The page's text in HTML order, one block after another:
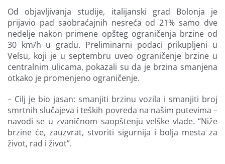
Od objavljivanja studije, italijanski grad Bolonja je
prijavio pad saobraćajnih nesreća od 21% samo dve
nedelje nakon primene opšteg ograničenja brzine od
30 km/h u gradu. Preliminarni podaci prikupljeni u
Velsu, koji je u septembru uveo ograničenje brzine u
centralnim ulicama, pokazali su da je brzina smanjena
otkako je promenjeno ograničenje.
– Cilj je bio jasan: smanjiti brzinu vozila i smanjiti broj
smrtnih slučajeva i teških povreda na našim putevima –
navodi se u zvaničnom saopštenju velške vlade. “Niže
brzine će, zauzvrat, stvoriti sigurnija i bolja mesta za
život, rad i život”.